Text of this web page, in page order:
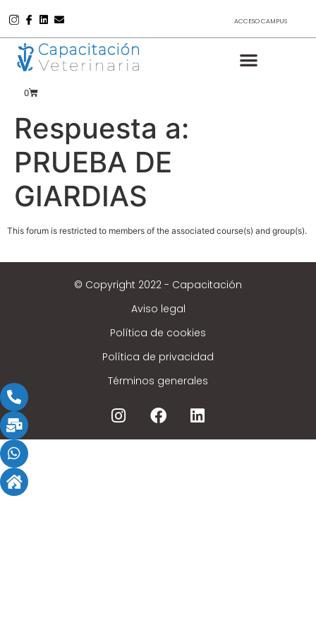
ACCESO CAMPUS
0
Respuesta a:
PRUEBA DE
GIARDIAS
This forum is restricted to members of the associated course(s) and group(s).
© Copyright 2022 - Capacitación
Aviso legal
Política de cookies
Política de privacidad
Términos generales